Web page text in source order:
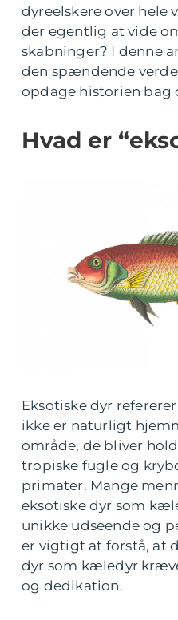
dyreelskere over hele
der egentlig at vide
skabninger? I denne
den spændende
opdage historien bag
Hvad er
Eksotiske dyr
ikke er naturligt
område, de bliver
tropiske fugle og
primater. Mange
eksotiske dyr som
unikke udseende og
er vigtigt at forstå, at
dyr som kæledyr
og dedikation.